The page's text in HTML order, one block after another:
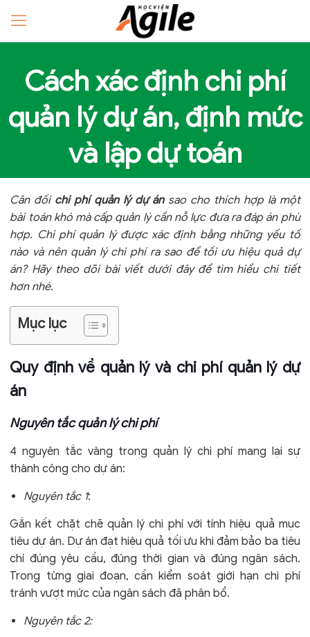
Cách xác định chi phí
quản lý dự án, định mức
và lập dự toán
Cân đối chi phí quản lý dự ánsao cho thích hợp là một
bài toán khó mà cấp quản lý cần nỗ lực đưa ra đáp án phù
hợp. Chi phí quản lý được xác định bằng những yếu tố
nào và nên quản lý chi phí ra sao để tối ưu hiệu quả dự
án? Hãy theo dõi bài viết dưới đây để tìm hiểu chi tiết
hơn nhé.
Mục lục
Quy định về quản lý và chi phí quản lý dự
án
Nguyên tắc quản lý chi phí
4 nguyên tắc vàng trong quản lý chi phí mang lại sự
thành công cho dự án:
Nguyên tắc 1:
Gắn kết chặt chẽ quản lý chi phí với tính hiệu quả mục
tiêu dự án. Dự án đạt hiệu quả tối ưu khi đảm bảo ba tiêu
chí đúng yêu cầu, đúng thời gian và đúng ngân sách.
Trong từng giai đoạn, cần kiểm soát giới hạn chi phí
tránh vượt mức của ngân sách đã phân bổ.
Nguyên tắc 2: